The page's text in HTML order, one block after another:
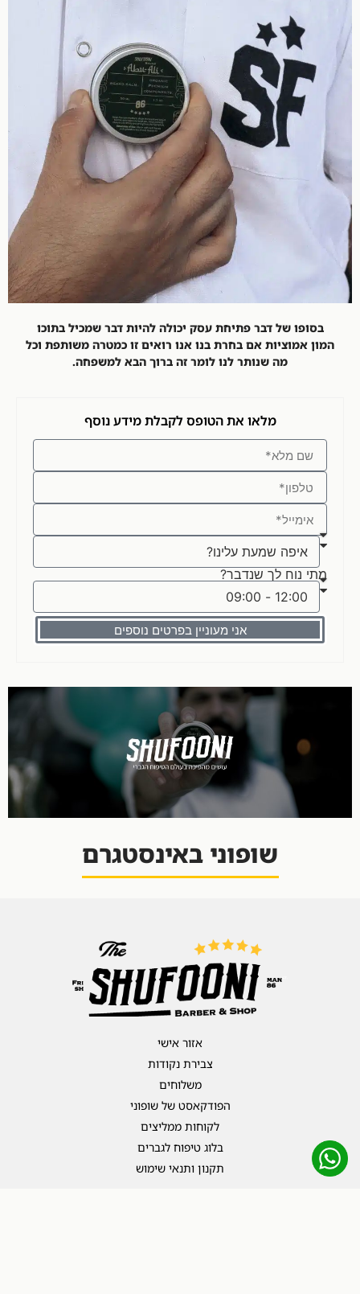
בסופו של דבר פתיחת עסק יכולה להיות דבר שמכיל בתוכו
המון אמוציות אם בחרת בנו אנו רואים זו כמטרה משותפת וכל
מה שנותר לנו לומר זה ברוך הבא למשפחה.
מלאו את הטופס לקבלת מידע נוסף
מתי נוח לך שנדבר?
אני מעוניין בפרטים נוספים
שופוני באינסטגרם
אזור אישי
צבירת נקודות
משלוחים
הפודקאסט של שופוני
לקוחות ממליצים
בלוג טיפוח לגברים
תקנון ותנאי שימוש